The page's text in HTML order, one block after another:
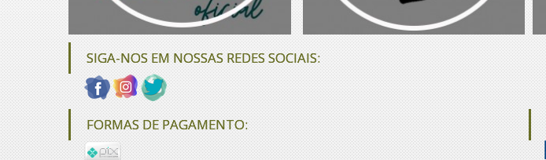
SIGA-NOS EM NOSSAS REDES SOCIAIS:
FORMAS DE PAGAMENTO: